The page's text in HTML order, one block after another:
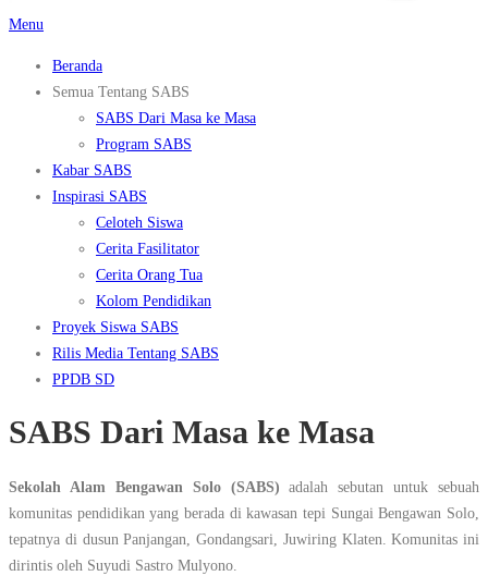
Menu
Beranda
Semua Tentang SABS
SABS Dari Masa ke Masa
Program SABS
Kabar SABS
Inspirasi SABS
Celoteh Siswa
Cerita Fasilitator
Cerita Orang Tua
Kolom Pendidikan
Proyek Siswa SABS
Rilis Media Tentang SABS
PPDB SD
SABS Dari Masa ke Masa
Sekolah Alam Bengawan Solo (SABS)adalah sebutan untuk sebuah
komunitas pendidikan yang berada di kawasan tepi Sungai Bengawan Solo,
tepatnya di dusun Panjangan, Gondangsari, Juwiring Klaten. Komunitas ini
dirintis oleh Suyudi Sastro Mulyono.